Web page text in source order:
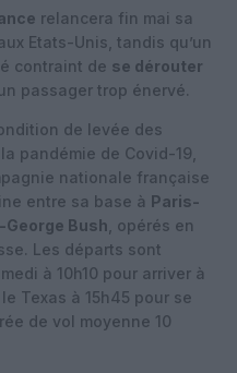
relancera fin mai sa
Etats-Unis, tandis qu’un
contraint de se dérouter
passager trop énervé.
de levée des
pandémie de Covid-19,
nationale française
entre sa base à Paris-
Bush , opérés en
Les départs sont
à 10h10 pour arriver à
Texas à 15h45 pour se
de vol moyenne 10